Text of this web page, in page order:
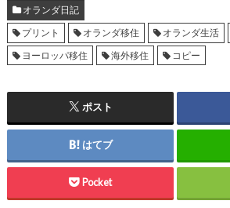
オランダ日記
プリント
オランダ移住 オランダ生活
ヨーロッパ移住
海外移住 コピー
ポスト
はてブ
Pocket